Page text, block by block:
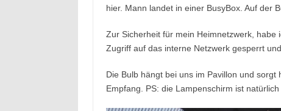
hier. Mann landet in einer BusyBox. Auf der
Zur Sicherheit für mein Heimnetzwerk,
Zugriff auf das interne Netzwerk gesperrt
Die Bulb hängt bei uns im Pavillon und
Empfang. PS: die Lampenschirm ist